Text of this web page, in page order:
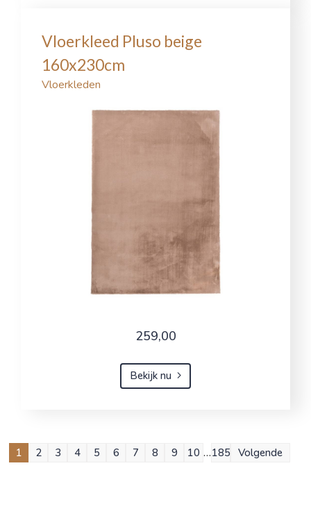
Vloerkleed Pluso beige
160x230cm
Vloerkleden
259,00
Bekijk nu
1 2 3 4 5 6 7 8 9 10 …185 Volgende